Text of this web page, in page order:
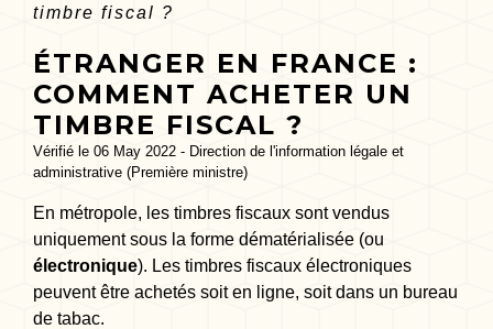
timbre fiscal ?
ÉTRANGER EN FRANCE :
COMMENT ACHETER UN
TIMBRE FISCAL ?
Vérifié le 06 May 2022 - Direction de l'information légale et
administrative (Première ministre)
En métropole, les timbres fiscaux sont vendus
uniquement sous la forme dématérialisée (ou
électronique). Les timbres fiscaux électroniques
peuvent être achetés soit en ligne, soit dans un bureau
de tabac.